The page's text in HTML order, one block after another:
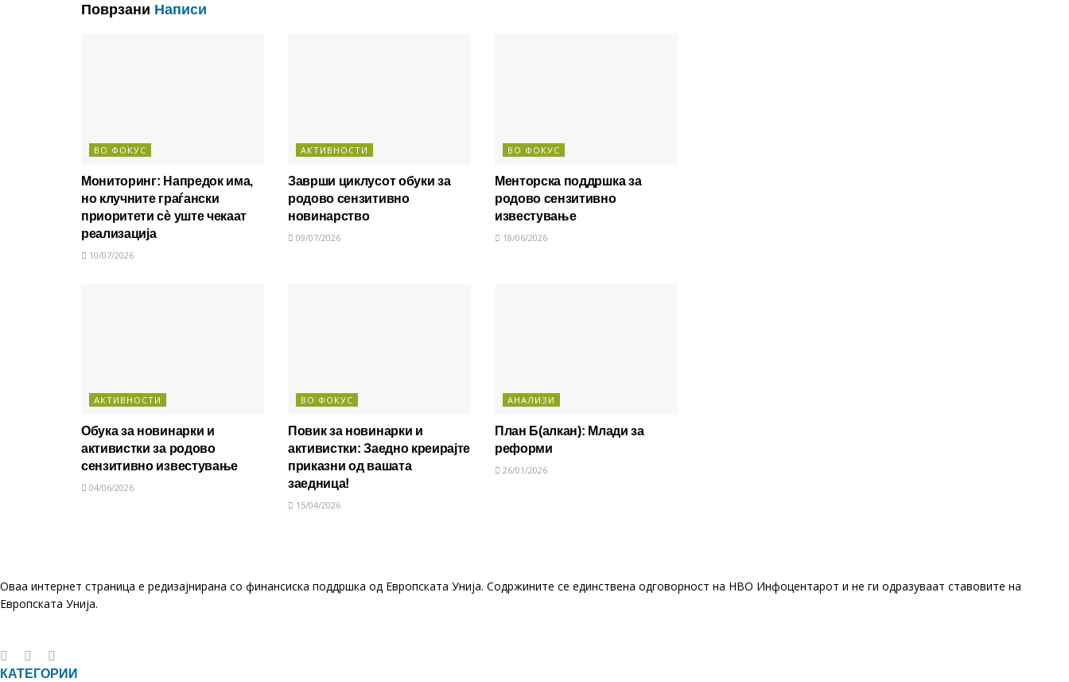
Поврзани Написи
ВО ФОКУС
Мониторинг: Напредок има,
но клучните граѓански
приоритети сè уште чекаат
реализација
10/07/2026
АКТИВНОСТИ
Заврши циклусот обуки за
родово сензитивно
новинарство
09/07/2026
ВО ФОКУС
Менторска поддршка за
родово сензитивно
известување
18/06/2026
АКТИВНОСТИ
Обука за новинарки и
активистки за родово
сензитивно известување
04/06/2026
ВО ФОКУС
Повик за новинарки и
активистки: Заедно креирајте
приказни од вашата
заедница!
15/04/2026
АНАЛИЗИ
План Б(алкан): Млади за
реформи
26/01/2026
Оваа интернет страница е редизајнирана со финансиска поддршка од Европската Унија. Содржините се единствена одговорност на НВО Инфоцентарот и не ги одразуваат ставовите на
Европската Унија.
КАТЕГОРИИ